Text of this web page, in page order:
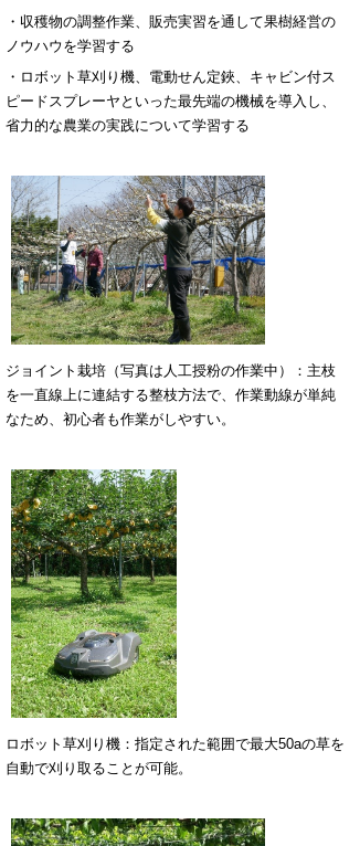
・収穫物の調整作業、販売実習を通して果樹経営の
ノウハウを学習する
・ロボット草刈り機、電動せん定鋏、キャビン付ス
ピードスプレーヤといった最先端の機械を導入し、
省力的な農業の実践について学習する
ジョイント栽培（写真は人工授粉の作業中）：主枝
を一直線上に連結する整枝方法で、作業動線が単純
なため、初心者も作業がしやすい。
ロボット草刈り機：指定された範囲で最大50aの草を
自動で刈り取ることが可能。